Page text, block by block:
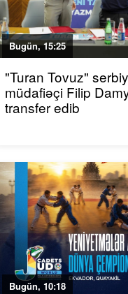
Bugün, 15:25
"Turan Tovuz"
müdafiəçi Filip
transfer edib
Bugün, 10:18